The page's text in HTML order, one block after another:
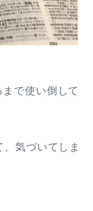
で使い倒して
気づいてしま